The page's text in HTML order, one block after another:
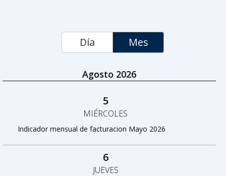
Día Mes
Agosto 2026
5
MIÉRCOLES
Indicador mensual de facturacion Mayo 2026
6
JUEVES